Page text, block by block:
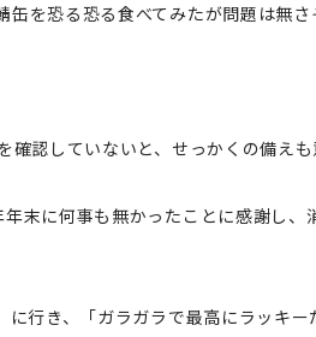
を恐る恐る食べてみたが問題は無さ
認していないと、せっかくの備え
末に何事も無かったことに感謝し、
行き、「ガラガラで最高にラッキー